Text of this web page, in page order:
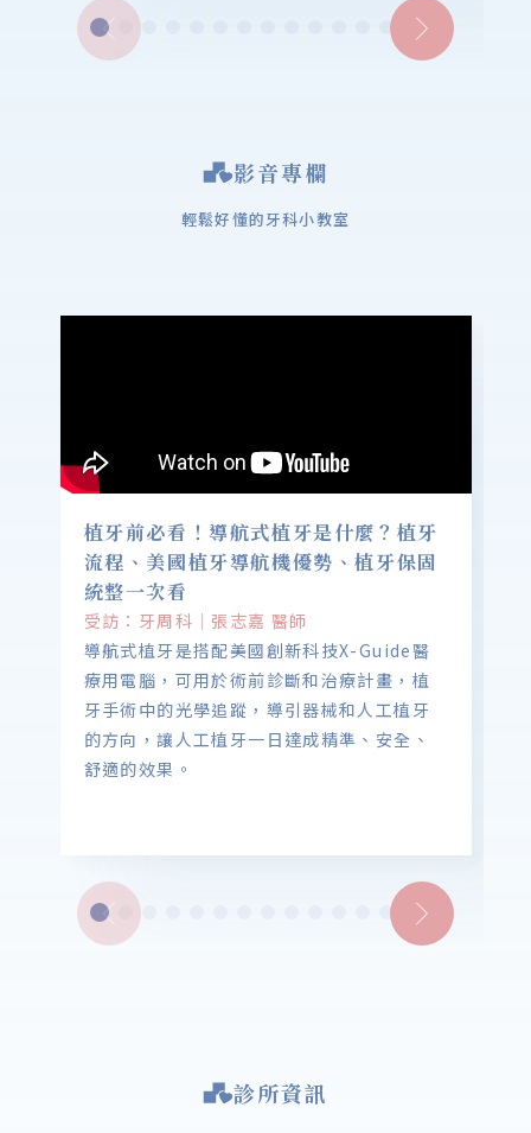
影音專欄
輕鬆好懂的牙科小教室
植牙前必看！導航式植牙是什麼？植牙
流程、美國植牙導航機優勢、植牙保固
統整一次看
受訪：牙周科｜張志嘉 醫師
導航式植牙是搭配美國創新科技X-Guide醫
療用電腦，可用於術前診斷和治療計畫，植
牙手術中的光學追蹤，導引器械和人工植牙
的方向，讓人工植牙一日達成精準、安全、
舒適的效果。
診所資訊